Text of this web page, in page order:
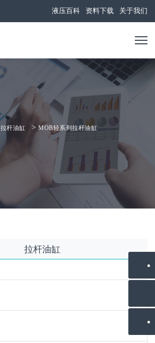
液压百科 资料下载 关于我们
拉杆油缸 > MOB轻系列拉杆油缸
拉杆油缸